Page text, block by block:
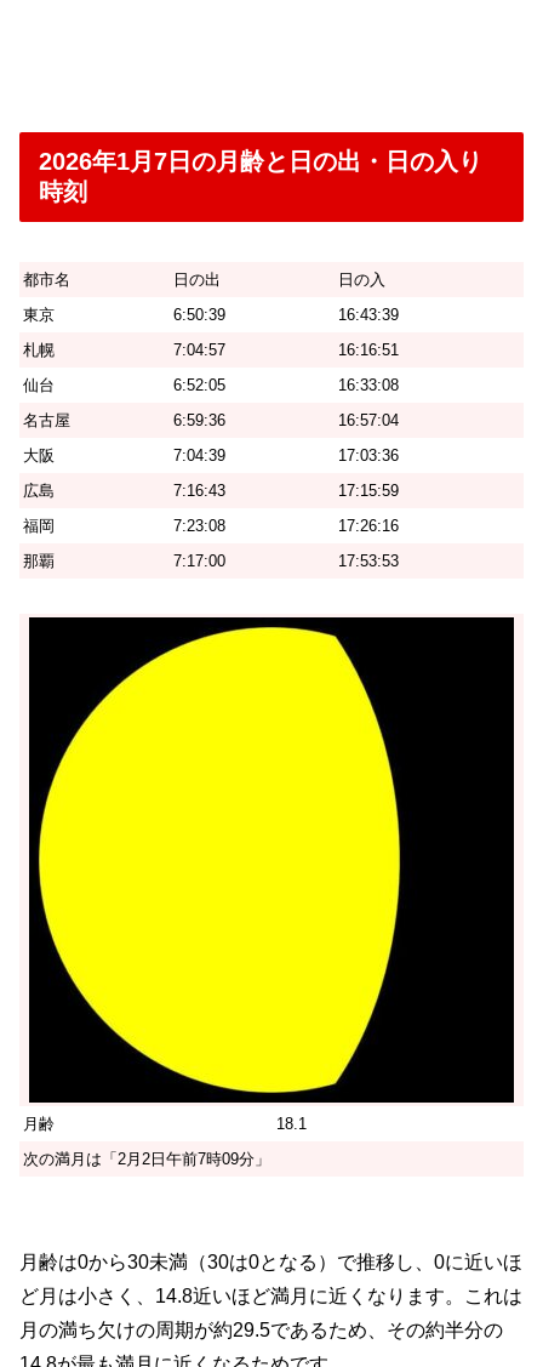
2026年1月7日の月齢と日の出・日の入り
時刻
都市名 日の出
日の入
東京
6:50:39
16:43:39
札幌
7:04:57
16:16:51
仙台
6:52:05
16:33:08
名古屋
6:59:36
16:57:04
大阪
7:04:39
17:03:36
広島
7:16:43
17:15:59
福岡
7:23:08
17:26:16
那覇
7:17:00 17:53:53
月齢
18.1
次の満月は「2月2日午前7時09分」
月齢は0から30未満（30は0となる）で推移し、0に近いほ
ど月は小さく、14.8近いほど満月に近くなります。これは
月の満ち欠けの周期が約29.5であるため、その約半分の